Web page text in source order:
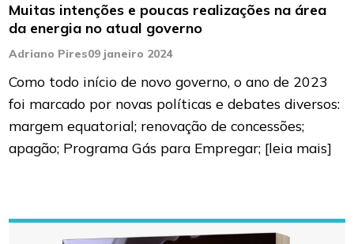
Muitas intenções e poucas realizações na área
da energia no atual governo
Adriano Pires09 janeiro 2024
Como todo início de novo governo, o ano de 2023
foi marcado por novas políticas e debates diversos:
margem equatorial; renovação de concessões;
apagão; Programa Gás para Empregar; [leia mais]